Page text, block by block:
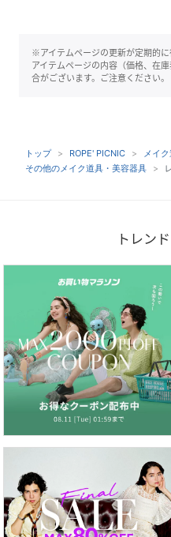
※アイテムページの更新が定期的
アイテムページの内容（価格、在
合がございます。ご注意ください。
トップ ROPE' PICNIC
メイ
その他のメイク道具・美容器具
トレン